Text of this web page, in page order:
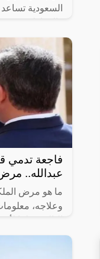
السعودية
الاقتصادي
فاجعة تدمي
عبدالله..
ما هو مرض
وعلاجه،
عوارضه التي